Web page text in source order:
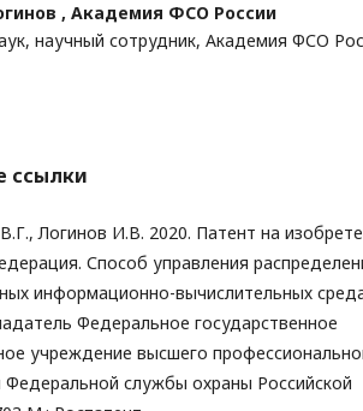
, Академия ФСО России
научный сотрудник, Академия ФСО
ссылки
Логинов И.В. 2020. Патент на
Способ управления
информационно-вычислительных
Федеральное государственное
учреждение высшего
службы охраны Российской